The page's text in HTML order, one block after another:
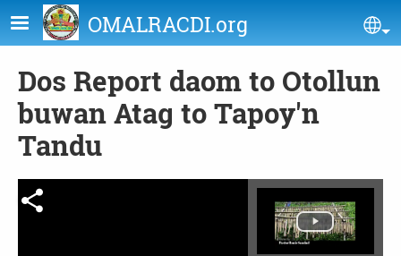
Skip to main contentOMALRACDI.org
Dos Report daom to Otollun
buwan Atag to Tapoy'n
Tandu